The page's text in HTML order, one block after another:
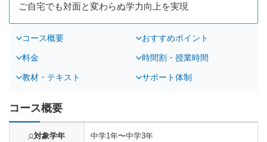
ご自宅でも対面と変わらぬ学力向上を実現
コース概要 おすすめポイント
料金 時間割・授業時間
教材・テキスト サポート体制
コース概要
対象学年 中学1年〜中学3年